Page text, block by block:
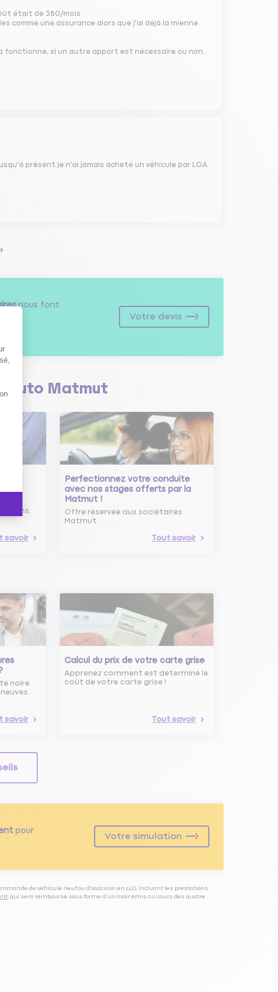
était de 380/mois
une assurance alors que j'ai déjà la mienne
fonctionne, si un autre apport est nécessaire ou non.
présent je n'ai jamais acheté un véhicule par LOA.
nous font
Votre devis
Auto Matmut
savoir
Perfectionnez votre conduite
avec nos stages offerts par la
Matmut !
Offre réservée aux sociétaires
Matmut.
Tout savoir
noire
savoir
Calcul du prix de votre carte grise
Apprenez comment est determiné le
coût de votre carte grise !
Tout savoir
pour
Votre simulation
de véhicule neuf ou d’occasion en LLD, incluant les prestations
, qui sera remboursé sous forme d’un avoir émis au cours des quatre